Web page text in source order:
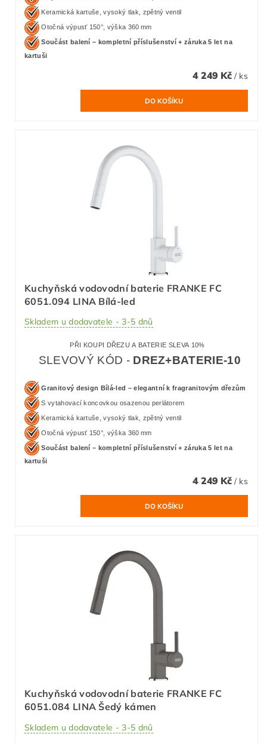
Keramická kartuše, vysoký tlak, zpětný ventil
Otočná výpusť 150°, výška 360 mm
Součást balení – kompletní příslušenství + záruka 5 let na
kartuši
4 249 Kč / ks
Kuchyňská vodovodní baterie FRANKE FC
6051.094 LINA Bílá-led
Skladem u dodavatele - 3-5 dnů
PŘI KOUPI DŘEZU A BATERIE SLEVA 10%
SLEVOVÝ KÓD - DREZ+BATERIE-10
Granitový design Bílá-led – elegantní k fragranitovým dřezům
S vytahovací koncovkou osazenou perlátorem
Keramická kartuše, vysoký tlak, zpětný ventil
Otočná výpusť 150°, výška 360 mm
Součást balení – kompletní příslušenství + záruka 5 let na
kartuši
4 249 Kč / ks
Kuchyňská vodovodní baterie FRANKE FC
6051.084 LINA Šedý kámen
Skladem u dodavatele - 3-5 dnů